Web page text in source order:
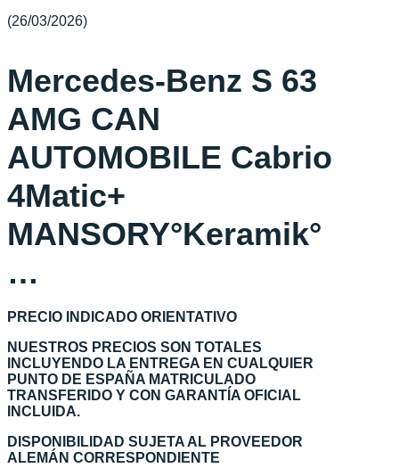
(26/03/2026)
Mercedes-Benz S 63
AMG CAN
AUTOMOBILE Cabrio
4Matic+
MANSORY°Keramik°
…
PRECIO INDICADO ORIENTATIVO
NUESTROS PRECIOS SON TOTALES
INCLUYENDO LA ENTREGA EN CUALQUIER
PUNTO DE ESPAÑA MATRICULADO
TRANSFERIDO Y CON GARANTÍA OFICIAL
INCLUIDA.
DISPONIBILIDAD SUJETA AL PROVEEDOR
ALEMÁN CORRESPONDIENTE